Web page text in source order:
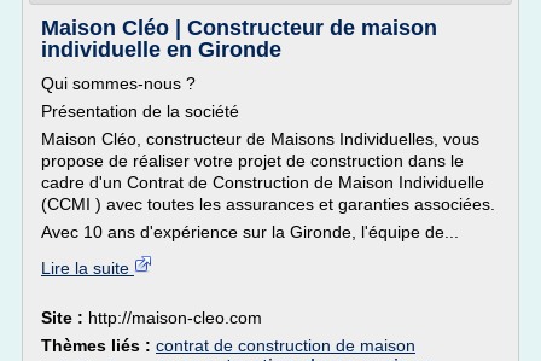
Maison Cléo | Constructeur de maison
individuelle en Gironde
Qui sommes-nous ?
Présentation de la société
Maison Cléo, constructeur de Maisons Individuelles, vous
propose de réaliser votre projet de construction dans le
cadre d'un Contrat de Construction de Maison Individuelle
(CCMI ) avec toutes les assurances et garanties associées.
Avec 10 ans d'expérience sur la Gironde, l'équipe de...
Lire la suite
Site : http://maison-cleo.com
Thèmes liés : contrat de construction de maison